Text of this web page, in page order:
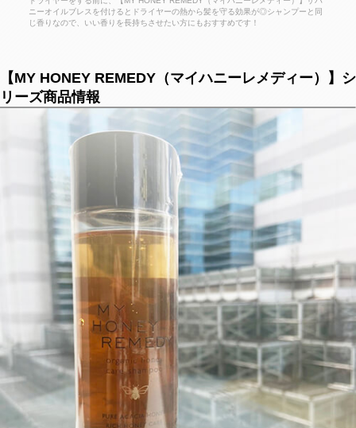
ニーオイルブレスを付けるとドライヤーの熱から髪を守る効果が◎シャンプーと同
じ香りなので、いい香りを長持ちさせたい方にもおすすめです！
【MY HONEY REMEDY（マイハニーレメディー）】シ
リーズ商品情報